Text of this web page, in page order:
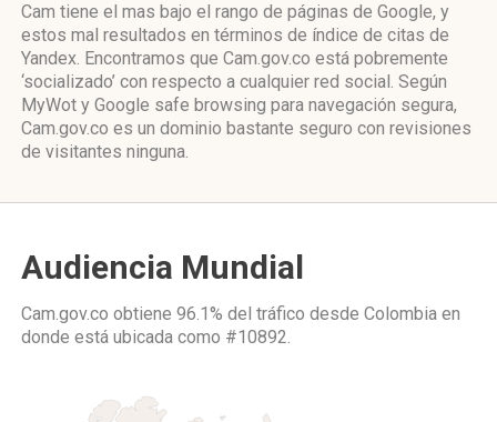
Cam tiene el mas bajo el rango de páginas de Google, y
estos mal resultados en términos de índice de citas de
Yandex. Encontramos que Cam.gov.co está pobremente
‘socializado’ con respecto a cualquier red social. Según
MyWot y Google safe browsing para navegación segura,
Cam.gov.co es un dominio bastante seguro con revisiones
de visitantes ninguna.
Audiencia Mundial
Cam.gov.co obtiene 96.1% del tráfico desde Colombia en
donde está ubicada como #10892.